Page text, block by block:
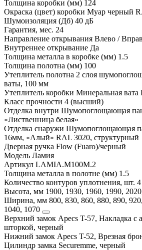
Толщина коробки (мм) 124
Окраска (цвет) коробки Муар черный
Шумоизоляция (Дб) 40 дБ
Гарантия, мес. 24
Направление открывания Влево /
Внутреннее открывание Да
Толщина металла в коробке (мм) 1.5
Толщина полотна (мм) 100
Утеплитель полотна 2 слоя
ваты, 100 мм
Утеплитель коробки Минеральная вата
Класс прочности 4 (высший)
Отделка внутри Шумопоглощающая
«Лиственница белая»
Отделка снаружи Шумопоглощающая
16мм, «Алый» RAL 3020, структурный
Дверная ручка Flow (Fuaro)/черный
Модель Ламия
Артикул LAMIA.M100M.2
Толщина металла в полотне (мм) 1.5
Количество контуров уплотнения, шт. 4
Высота, мм 1900, 1930, 1960, 1990,
Ширина, мм 800, 830, 860, 880, 890,
1040, 1070
Верхний замок Apecs T-57, Накладка с
шторкой, черный
Нижний замок Apecs T-52, Врезная
Цилиндр замка Securemme, черный